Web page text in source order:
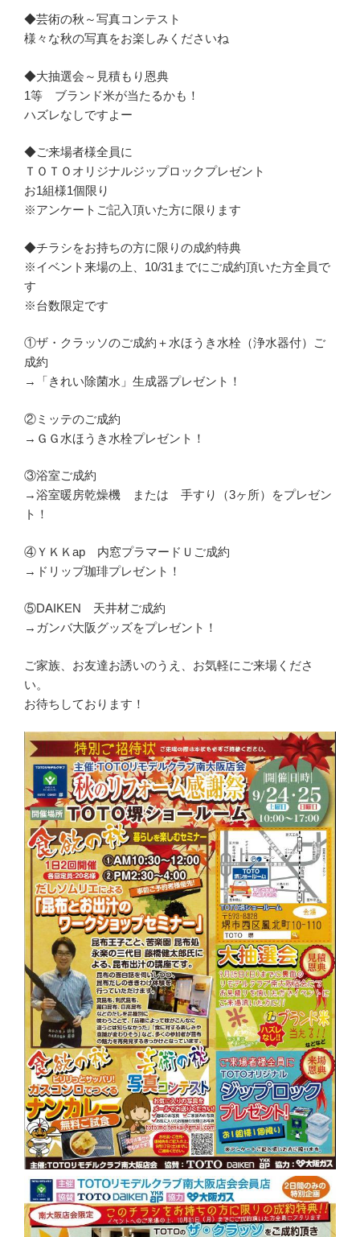
◆芸術の秋～写真コンテスト
様々な秋の写真をお楽しみくださいね
◆大抽選会～見積もり恩典
1等 ブランド米が当たるかも！
ハズレなしですよー
◆ご来場者様全員に
ＴＯＴＯオリジナルジップロックプレゼント
お1組様1個限り
※アンケートご記入頂いた方に限ります
◆チラシをお持ちの方に限りの成約特典
※イベント来場の上、10/31までにご成約頂いた方全員で
す
※台数限定です
①ザ・クラッソのご成約＋水ほうき水栓（浄水器付）ご
成約
→「きれい除菌水」生成器プレゼント！
②ミッテのご成約
→ＧＧ水ほうき水栓プレゼント！
③浴室ご成約
→浴室暖房乾燥機 または 手すり（3ヶ所）をプレゼン
ト！
④ＹＫＫap 内窓プラマードＵご成約
→ドリップ珈琲プレゼント！
⑤DAIKEN 天井材ご成約
→ガンバ大阪グッズをプレゼント！
ご家族、お友達お誘いのうえ、お気軽にご来場くださ
い。
お待ちしております！